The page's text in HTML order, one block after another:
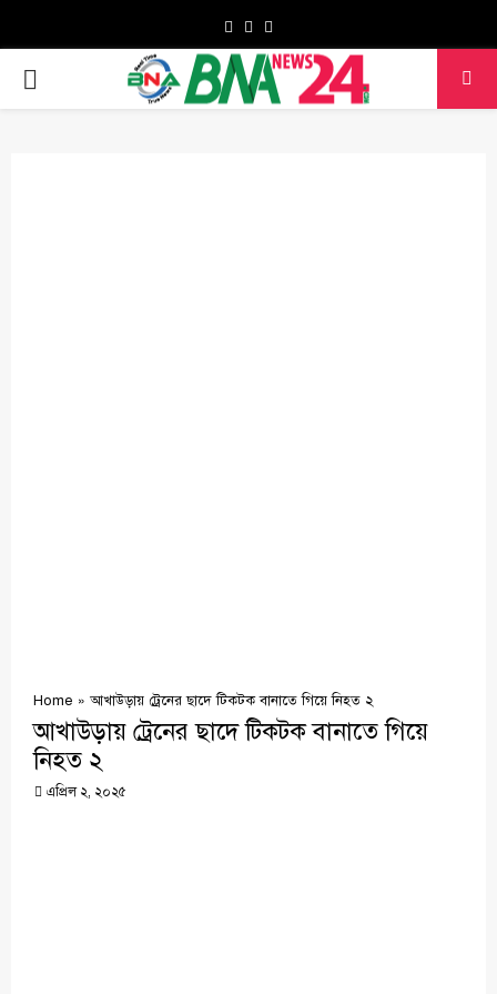
Facebook
Twitter
PRIMARY
Home » আখাউড়ায় ট্রেনের ছাদে টিকটক বানাতে গিয়ে নিহত ২
আখাউড়ায় ট্রেনের ছাদে টিকটক বানাতে গিয়ে
নিহত ২
এপ্রিল ২, ২০২৫